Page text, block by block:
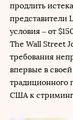
продлить
представители
условия – от
The Wall Street
требования
впервые в
традиционного
США к